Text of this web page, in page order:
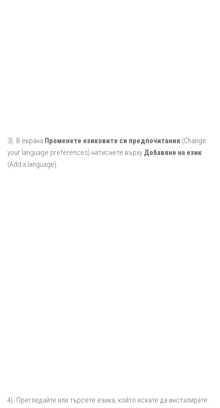
3). В екрана Променете езиковите си предпочитания (Change
your language preferences) натиснете върху Добавяне на език
(Add a language).
4). Прегледайте или търсете езика, който искате да инсталирате.